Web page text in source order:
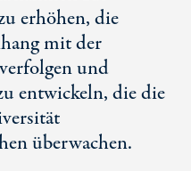
erhöhen, die
mit der
und
entwickeln, die die
überwachen.